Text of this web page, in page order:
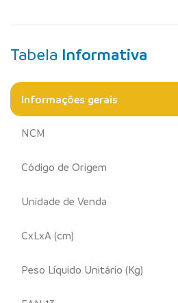
Tabela Informativa
Informações gerais
NCM
Código de Origem
Unidade de Venda
CxLxA (cm)
Peso Líquido Unitário (Kg)